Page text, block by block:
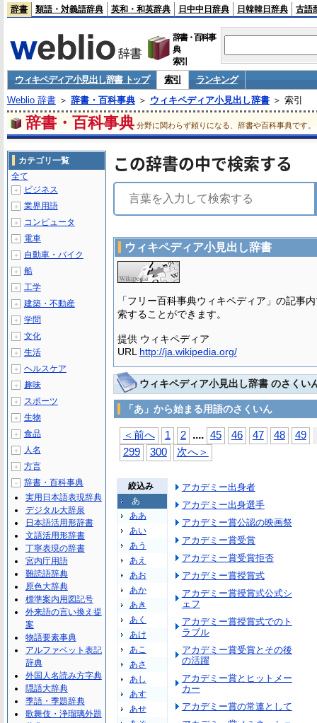
辞書 類語・対義語辞典 英和・和英辞典 日中中日辞典 日韓韓日辞典 古語
辞書・百科事
典
索引
ウィキペディア小見出し辞書 トップ 索引
ランキング
Weblio 辞書＞ 辞書・百科事典＞ ウィキペディア小見出し辞書＞ 索引
辞書・百科事典 分野に関わらず頼りになる、辞書や百科事典です。
この辞書の中で検索する
ウィキペディア小見出し辞書
「フリー百科事典ウィキペディア」の記事
索することができます。
提供 ウィキペディア
URL http://ja.wikipedia.org/
ウィキペディア小見出し辞書 のさくい
「あ」から始まる用語のさくいん
＜前へ 1 2 .... 45 46 47 48 49
299
300 次へ＞
絞込み
あ
ああ
あい
あう
あえ
あお
あか
あき
あく
あけ
あこ
あさ
あし
あす
あせ
アカデミー出身者
アカデミー出身選手
アカデミー賞公認の映画祭
アカデミー賞受賞
アカデミー賞受賞拒否
アカデミー賞授賞式
アカデミー賞授賞式公式シ
ェフ
アカデミー賞授賞式でのト
ラブル
アカデミー賞受賞とその後
の活躍
アカデミー賞とヒットメー
カー
アカデミー賞の常連として
カテゴリ一覧
全て
＋ ビジネス
＋ 業界用語
＋ コンピュータ
＋ 電車
＋ 自動車・バイク
＋ 船
＋ 工学
＋ 建築・不動産
＋ 学問
＋ 文化
＋ 生活
＋ ヘルスケア
＋ 趣味
＋ スポーツ
＋ 生物
＋ 食品
＋ 人名
＋ 方言
－
辞書・百科事典
実用日本語表現辞典
デジタル大辞泉
日本語活用形辞書
文語活用形辞書
丁寧表現の辞書
宮内庁用語
難読語辞典
原色大辞典
標準案内用図記号
外来語の言い換え提
案
物語要素事典
アルファベット表記
辞典
外国人名読み方字典
隠語大辞典
季語・季題辞典
歌舞伎・浄瑠璃外題